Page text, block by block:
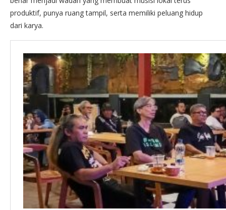
produktif, punya ruang tampil, serta memiliki peluang hidup
dari karya.